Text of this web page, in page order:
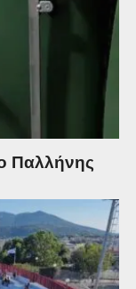
Παλλήνης